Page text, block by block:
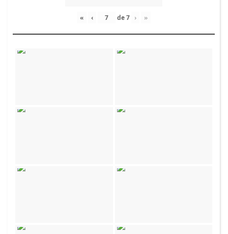
« ‹ de7 › »